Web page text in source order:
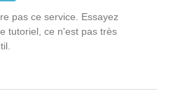
pas ce service. Essayez
tutoriel, ce n'est pas très